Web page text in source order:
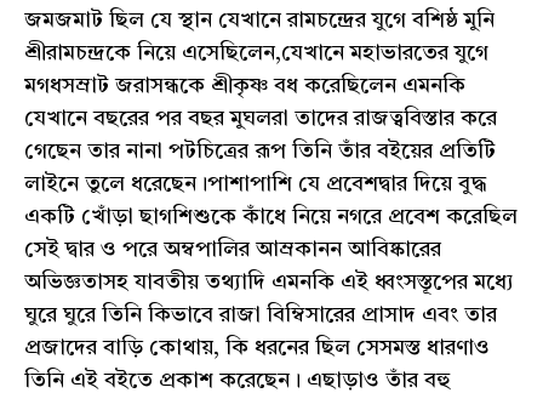
জমজমাট ছিল যে স্থান যেখানে রামচন্দ্রের যুগে বশিষ্ঠ মুনি
শ্রীরামচন্দ্রকে নিয়ে এসেছিলেন,যেখানে মহাভারতের যুগে
মগধসম্রাট জরাসন্ধকে শ্রীকৃষ্ণ বধ করেছিলেন এমনকি
যেখানে বছরের পর বছর মুঘলরা তাদের রাজত্ববিস্তার করে
গেছেন তার নানা পটচিত্রের রূপ তিনি তাঁর বইয়ের প্রতিটি
লাইনে তুলে ধরেছেন।পাশাপাশি যে প্রবেশদ্বার দিয়ে বুদ্ধ
একটি খোঁড়া ছাগশিশুকে কাঁধে নিয়ে নগরে প্রবেশ করেছিল
সেই দ্বার ও পরে অম্বপালির আম্রকানন আবিষ্কারের
অভিজ্ঞতাসহ যাবতীয় তথ্যাদি এমনকি এই ধ্বংসস্তূপের মধ্যে
ঘুরে ঘুরে তিনি কিভাবে রাজা বিম্বিসারের প্রাসাদ এবং তার
প্রজাদের বাড়ি কোথায়, কি ধরনের ছিল সেসমস্ত ধারণাও
তিনি এই বইতে প্রকাশ করেছেন। এছাড়াও তাঁর বহু